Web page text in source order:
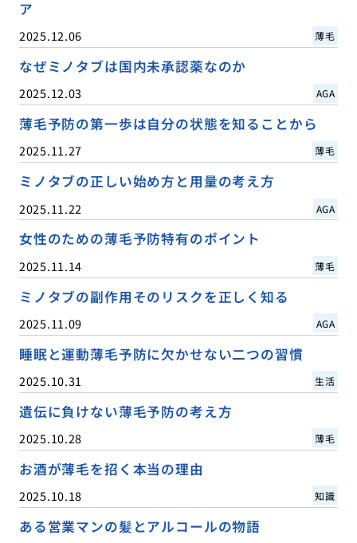
ア
2025.12.06 薄毛
なぜミノタブは国内未承認薬なのか
2025.12.03 AGA
薄毛予防の第一歩は自分の状態を知ることから
2025.11.27 薄毛
ミノタブの正しい始め方と用量の考え方
2025.11.22 AGA
女性のための薄毛予防特有のポイント
2025.11.14 薄毛
ミノタブの副作用そのリスクを正しく知る
2025.11.09 AGA
睡眠と運動薄毛予防に欠かせない二つの習慣
2025.10.31 生活
遺伝に負けない薄毛予防の考え方
2025.10.28 薄毛
お酒が薄毛を招く本当の理由
2025.10.18 知識
ある営業マンの髪とアルコールの物語